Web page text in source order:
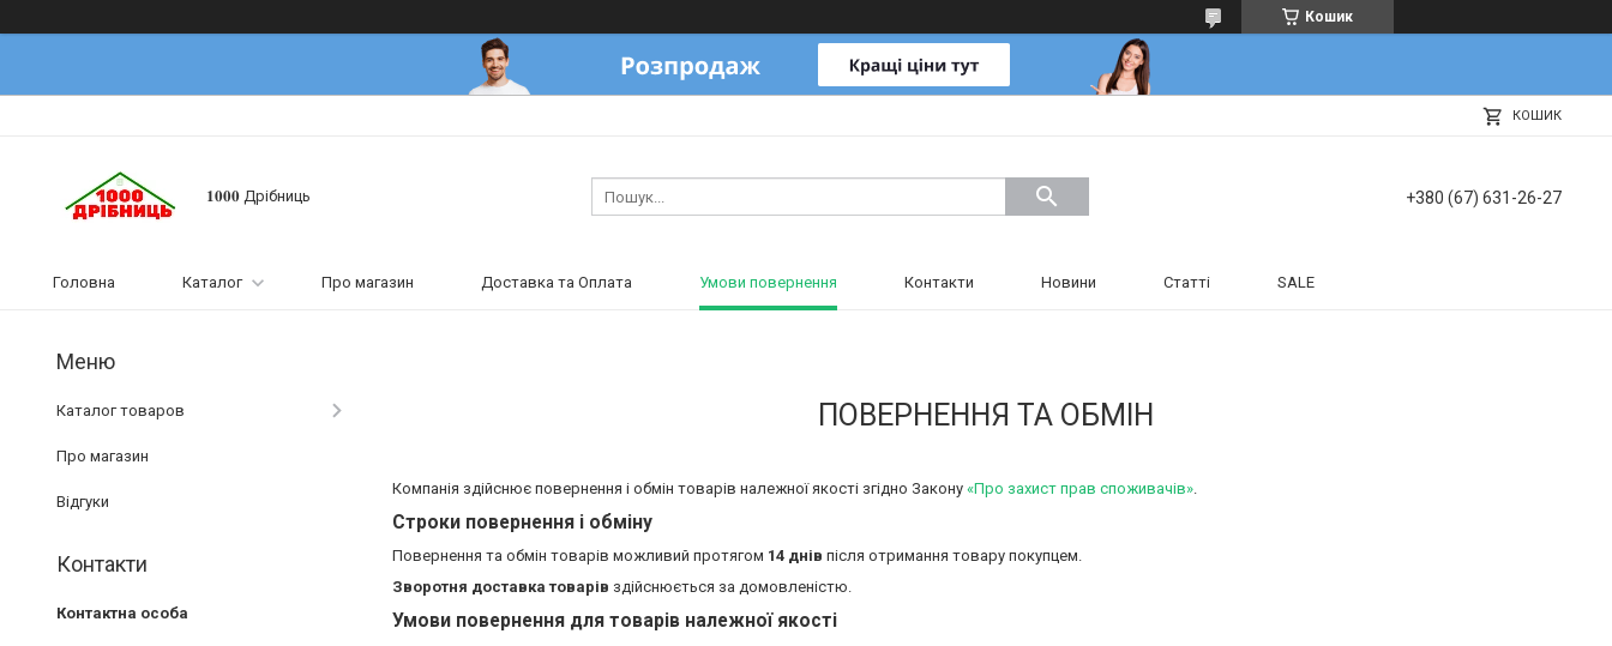
Кошик
КОШИК
𝟏𝟎𝟎𝟎 Дрібниць +380 (67) 631-26-27
Головна Каталог Про магазин Доставка та Оплата Умови повернення Контакти Новини Статті SALE
ПОВЕРНЕННЯ ТА ОБМІН
Компанія здійснює повернення і обмін товарів належної якості згідно Закону «Про захист прав споживачів».
Строки повернення і обміну
Повернення та обмін товарів можливий протягом 14 днів після отримання товару покупцем.
Зворотня доставка товарів здійснюється за домовленістю.
Умови повернення для товарів належної якості
Каталог товаров
Про магазин
Відгуки
Контакти